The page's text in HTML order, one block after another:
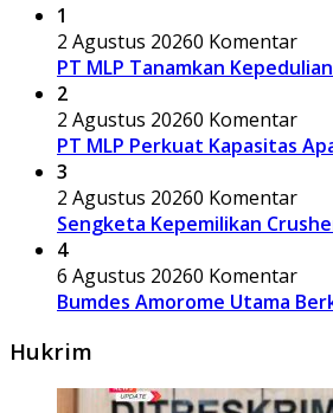
1
2 Agustus 20260 Komentar
PT MLP Tanamkan
2
2 Agustus 20260 Komentar
PT MLP Perkuat Kapasitas
3
2 Agustus 20260 Komentar
Sengketa Kepemilikan
4
6 Agustus 20260 Komentar
Bumdes Amorome Utama
Hukrim